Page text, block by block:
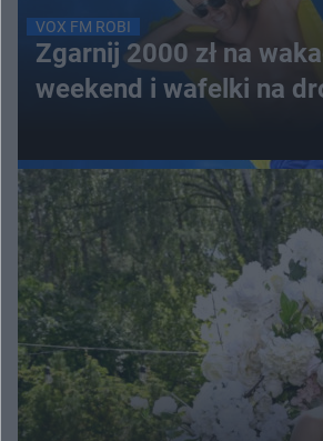
VOX FM ROBI
Zgarnij 2000 zł na
weekend i wafelki na